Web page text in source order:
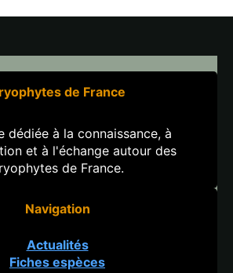
de France
dédiée à la connaissance, à
et à l'échange autour des
de France.
Navigation
Actualités
Fiches espèces